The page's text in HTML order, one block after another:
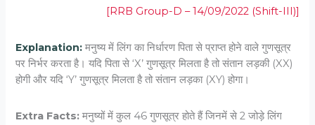
[RRB Group-D – 14/09/2022 (Shift-III)]
Explanation: मनुष्य में लिंग का निर्धारण पिता से प्राप्त होने वाले गुणसूत्र
पर निर्भर करता है। यदि पिता से ‘X’ गुणसूत्र मिलता है तो संतान लड़की (XX)
होगी और यदि ‘Y’ गुणसूत्र मिलता है तो संतान लड़का (XY) होगा।
Extra Facts: मनुष्यों में कुल 46 गुणसूत्र होते हैं जिनमें से 2 जोड़े लिंग